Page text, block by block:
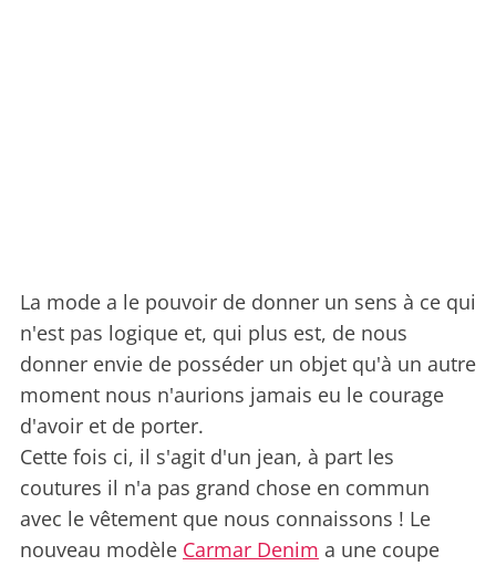
La mode a le pouvoir de donner un sens à ce qui
n'est pas logique et, qui plus est, de nous
donner envie de posséder un objet qu'à un autre
moment nous n'aurions jamais eu le courage
d'avoir et de porter.
Cette fois ci, il s'agit d'un jean, à part les
coutures il n'a pas grand chose en commun
avec le vêtement que nous connaissons ! Le
nouveau modèle Carmar Denim a une coupe